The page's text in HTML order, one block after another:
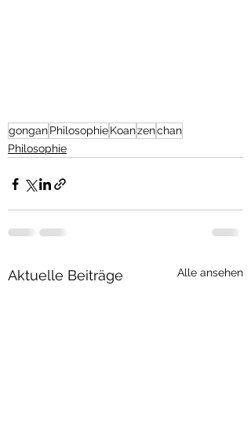
gonganPhilosophieKoanzenchan
Philosophie
Aktuelle Beiträge Alle ansehen